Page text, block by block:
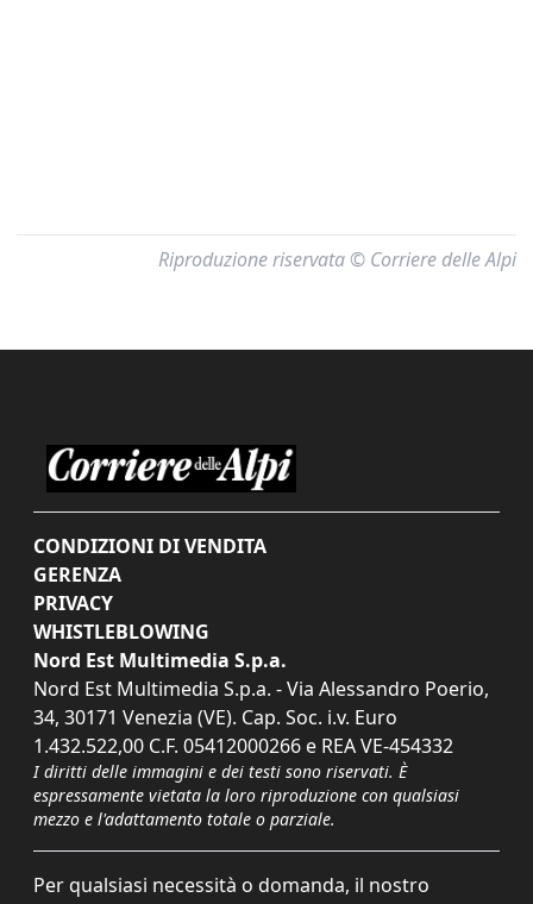
Riproduzione riservata © Corriere delle Alpi
CONDIZIONI DI VENDITA
GERENZA
PRIVACY
WHISTLEBLOWING
Nord Est Multimedia S.p.a.
Nord Est Multimedia S.p.a. - Via Alessandro Poerio,
34, 30171 Venezia (VE). Cap. Soc. i.v. Euro
1.432.522,00 C.F. 05412000266 e REA VE-454332
I diritti delle immagini e dei testi sono riservati. È
espressamente vietata la loro riproduzione con qualsiasi
mezzo e l'adattamento totale o parziale.
Per qualsiasi necessità o domanda, il nostro